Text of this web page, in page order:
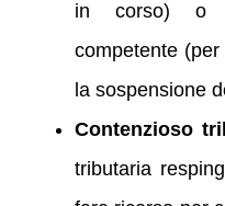
in corso) o
competente
la sospensione
Contenzioso
tributaria